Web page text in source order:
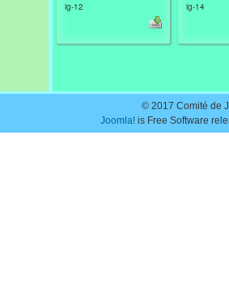
ig-12 ig-14
© 2017 Comité de
Joomla!is Free Software